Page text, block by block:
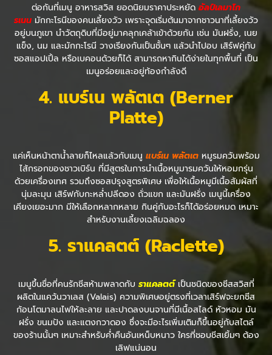
ต่อกันที่เมนู อาหารสวิส ยอดนิยมราคาประหยัด อัลป์เลมาโก
รเนน มักกะโรนีของคนเลี้ยงวัว เพราะจุดเริ่มต้นมาจากชาวนาที่เลี้ยงวัว
อยู่บนภูเขา นำวัตถุดิบที่มีอยู่มาคลุกเคล้าเข้าด้วยกัน เช่น มันฝรั่ง, เนย
แข็ง, นม และมักกะโรนี วางเรียงกันเป็นชั้นๆ แล้วนำไปอบ เสิร์ฟคู่กับ
ซอสแอปเปิ้ล หรือเบคอนด้วยก็ได้ สามารถหากินได้ง่ายในทุกพื้นที่ เป็น
เมนูอร่อยและอยู่ท้องกำลังดี
4. แบร์เน พลัตเต (Berner
Platte)
แค่เห็นหน้าตาน้ำลายก็ไหลแล้วกับเมนู แบร์เน พลัตเต หมูรมควันพร้อม
ไส้กรอกของชาวเบิร์น ที่มีสูตรในการนำเนื้อหมูมารมควันให้หอมกรุ่น
ด้วยเครื่องเทศ รวมถึงซอสปรุงสูตรพิเศษ เพื่อให้เนื้อหมูมีเนื้อสัมผัสที่
นุ่มละมุน เสิร์ฟกับกะหล่ำปลีดอง ถั่วแขก และมันฝรั่ง เมนูนี้เครื่อง
เคียงเยอะมาก มีให้เลือกหลากหลาย กินคู่กับอะไรก็ได้อร่อยหมด เหมาะ
สำหรับงานเลี้ยงเฉลิมฉลอง
5. ราแคลตต์ (Raclette)
เมนูขึ้นชื่อที่คนรักชีสห้ามพลาดกับ ราแคลตต์เป็นชนิดของชีสสวิสที่
ผลิตในแคว้นวาเลส (Valais) ความพิเศษอยู่ตรงที่เวลาเสิร์ฟจะยกชีส
ก้อนโตมาลนไฟให้ละลาย และปาดลงบนจานที่มีเนื้อสไลด์ หัวหอม มัน
ฝรั่ง ขนมปัง และแตงกวาดอง ซึ่งจะมีอะไรเพิ่มเติมก็ขึ้นอยู่กับสไตล์
ของร้านนั้นๆ เหมาะสำหรับค่ำคืนอันเหน็บหนาว ใครที่ชอบชีสเยิ้มๆ ต้อง
เลิฟแน่นอน